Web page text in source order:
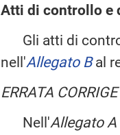
Atti di controllo e
Gli atti di
nell'Allegato Bal
ERRATA CORRIGE
Nell'Allegato A